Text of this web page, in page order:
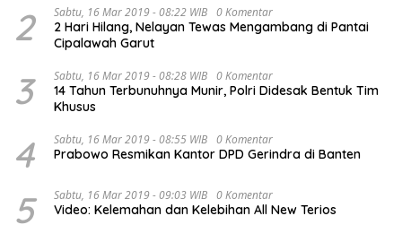
2 Sabtu, 16 Mar 2019 - 08:22 WIB 0 Komentar
2 Hari Hilang, Nelayan Tewas Mengambang di Pantai
Cipalawah Garut
3 Sabtu, 16 Mar 2019 - 08:28 WIB 0 Komentar
14 Tahun Terbunuhnya Munir, Polri Didesak Bentuk Tim
Khusus
4 Sabtu, 16 Mar 2019 - 08:55 WIB 0 Komentar
Prabowo Resmikan Kantor DPD Gerindra di Banten
5 Sabtu, 16 Mar 2019 - 09:03 WIB 0 Komentar
Video: Kelemahan dan Kelebihan All New Terios